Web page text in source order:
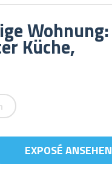
Wohnung:
Küche,
EXPOSÉ ANSEHEN